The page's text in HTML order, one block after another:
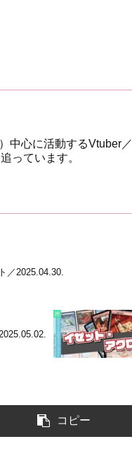
中心に活動するVtuber／
っています。
／2025.04.30.
コピー